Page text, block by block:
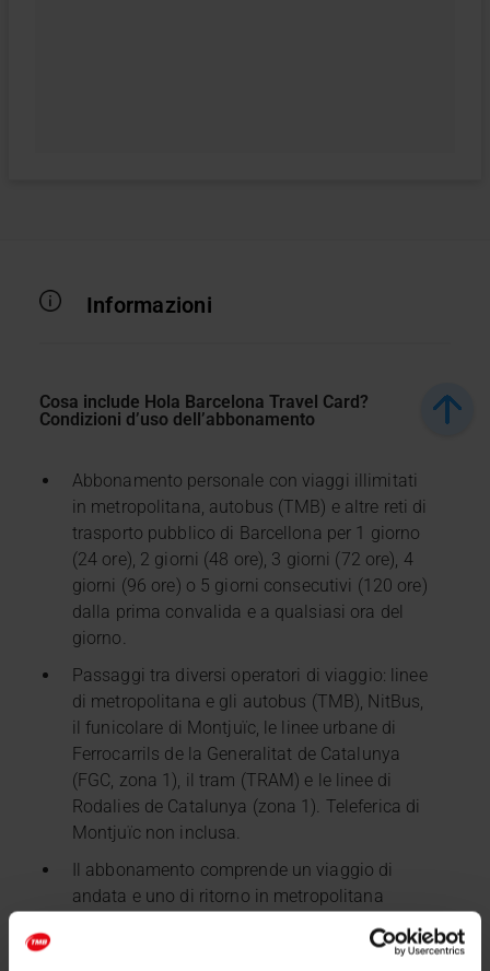
Informazioni
Cosa include Hola Barcelona Travel Card?
Condizioni d’uso dell’abbonamento
Abbonamento personale con viaggi illimitati
in metropolitana, autobus (TMB) e altre reti di
trasporto pubblico di Barcellona per 1 giorno
(24 ore), 2 giorni (48 ore), 3 giorni (72 ore), 4
giorni (96 ore) o 5 giorni consecutivi (120 ore)
dalla prima convalida e a qualsiasi ora del
giorno.
Passaggi tra diversi operatori di viaggio: linee
di metropolitana e gli autobus (TMB), NitBus,
il funicolare di Montjuïc, le linee urbane di
Ferrocarrils de la Generalitat de Catalunya
(FGC, zona 1), il tram (TRAM) e le linee di
Rodalies de Catalunya (zona 1). Teleferica di
Montjuïc non inclusa.
Il abbonamento comprende un viaggio di
andata e uno di ritorno in metropolitana
Risparmia denaro su ogni viaggio rispetto al